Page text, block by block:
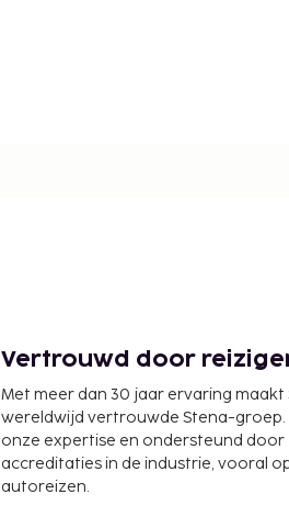
Vertrouwd door
Met meer dan 30 jaar ervaring maakt
wereldwijd vertrouwde Stena-
onze expertise en ondersteund
accreditaties in de industrie, vooral
autoreizen.